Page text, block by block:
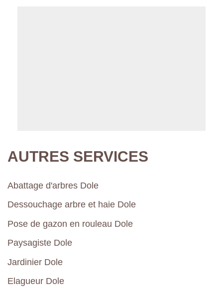
AUTRES SERVICES
Abattage d'arbres Dole
Dessouchage arbre et haie Dole
Pose de gazon en rouleau Dole
Paysagiste Dole
Jardinier Dole
Elagueur Dole